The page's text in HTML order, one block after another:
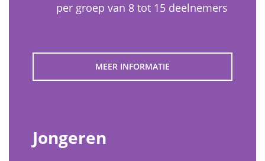
per groep van 8 tot 15 deelnemers
MEER INFORMATIE
Jongeren